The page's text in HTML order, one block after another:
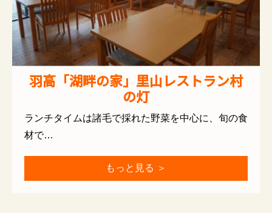
羽高「湖畔の家」里山レストラン村
の灯
ランチタイムは諸毛で採れた野菜を中心に、旬の食
材で…
もっと見る ＞